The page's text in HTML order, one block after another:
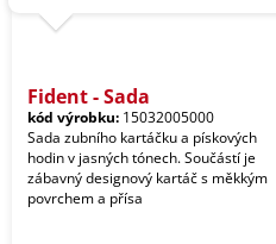
Fident - Sada
kód výrobku: 15032005000
Sada zubního kartáčku a pískových
hodin v jasných tónech. Součástí je
zábavný designový kartáč s měkkým
povrchem a přísa